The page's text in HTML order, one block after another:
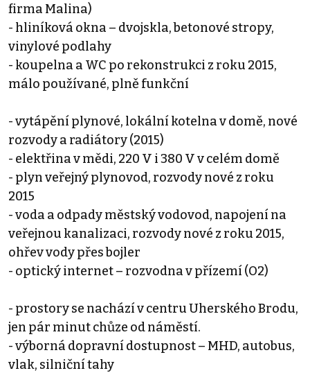
firma Malina)
- hliníková okna – dvojskla, betonové stropy,
vinylové podlahy
- koupelna a WC po rekonstrukci z roku 2015,
málo používané, plně funkční
- vytápění plynové, lokální kotelna v domě, nové
rozvody a radiátory (2015)
- elektřina v mědi, 220 V i 380 V v celém domě
- plyn veřejný plynovod, rozvody nové z roku
2015
- voda a odpady městský vodovod, napojení na
veřejnou kanalizaci, rozvody nové z roku 2015,
ohřev vody přes bojler
- optický internet – rozvodna v přízemí (O2)
- prostory se nachází v centru Uherského Brodu,
jen pár minut chůze od náměstí.
- výborná dopravní dostupnost – MHD, autobus,
vlak, silniční tahy